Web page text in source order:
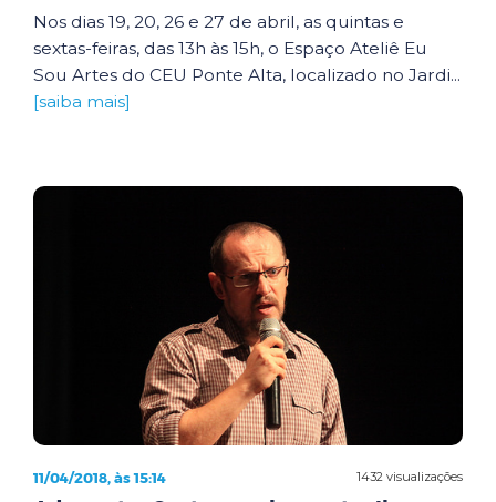
Nos dias 19, 20, 26 e 27 de abril, as quintas e
sextas-feiras, das 13h às 15h, o Espaço Ateliê Eu
Sou Artes do CEU Ponte Alta, localizado no Jardi...
[saiba mais]
1432 visualizações
11/04/2018, às 15:14